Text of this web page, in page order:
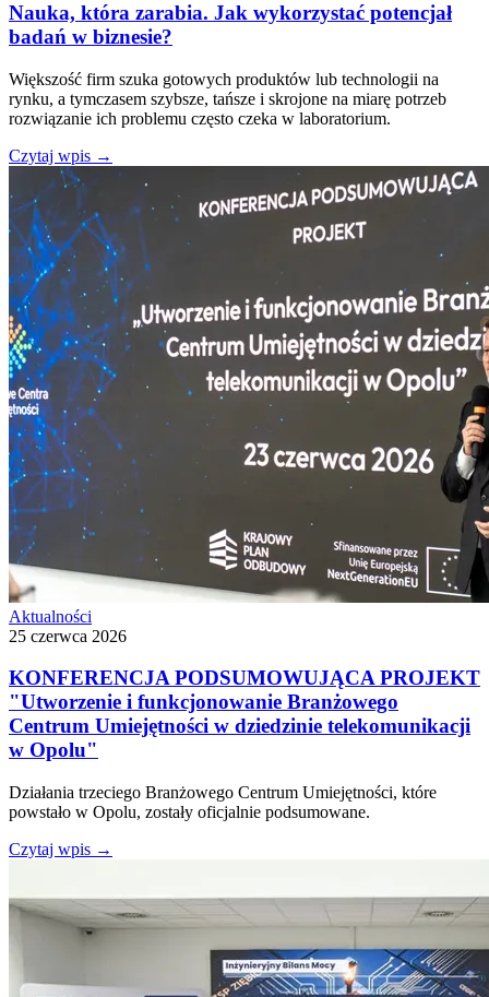
Nauka, która zarabia. Jak wykorzystać potencjał
badań w biznesie?
Większość firm szuka gotowych produktów lub technologii na
rynku, a tymczasem szybsze, tańsze i skrojone na miarę potrzeb
rozwiązanie ich problemu często czeka w laboratorium.
Czytaj wpis →
Aktualności
25 czerwca 2026
KONFERENCJA PODSUMOWUJĄCA PROJEKT
"Utworzenie i funkcjonowanie Branżowego
Centrum Umiejętności w dziedzinie telekomunikacji
w Opolu"
Działania trzeciego Branżowego Centrum Umiejętności, które
powstało w Opolu, zostały oficjalnie podsumowane.
Czytaj wpis →